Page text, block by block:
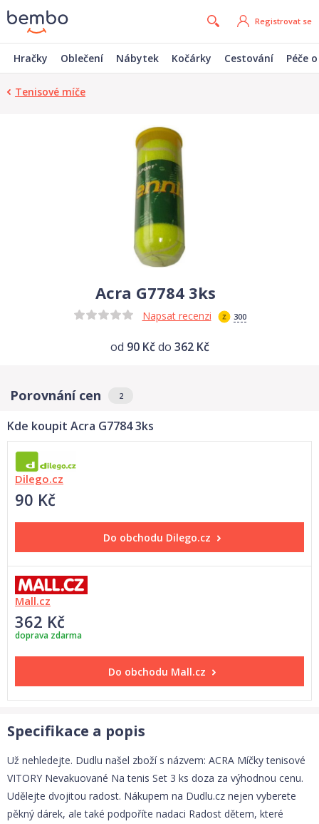
Registrovat se
Hračky Oblečení Nábytek Kočárky Cestování Péče
Tenisové míče
Acra G7784 3ks
Napsat recenzi 300
od 90 Kčdo 362 Kč
Porovnání cen 2
Kde koupit Acra G7784 3ks
Dilego.cz
90 Kč
Do obchodu Dilego.cz
Mall.cz
362 Kč
doprava zdarma
Do obchodu Mall.cz
Specifikace a popis
Už nehledejte. Dudlu našel zboží s názvem: ACRA Míčky tenisové
VITORY Nevakuované Na tenis Set 3 ks doza za výhodnou cenu.
Udělejte dvojitou radost. Nákupem na Dudlu.cz nejen vyberete
pěkný dárek, ale také podpoříte nadaci Radost dětem, které